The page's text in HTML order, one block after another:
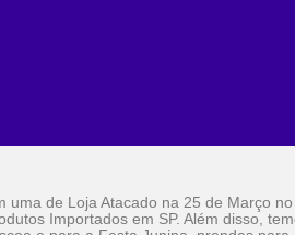
de Loja Atacado na 25 de Março
Importados em SP. Além disso,